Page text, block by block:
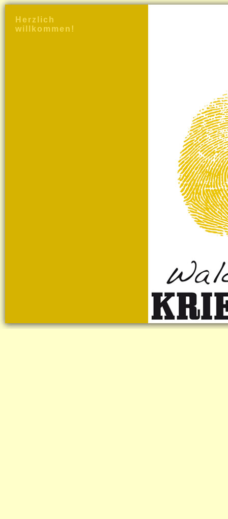
Herzlich
willkommen!